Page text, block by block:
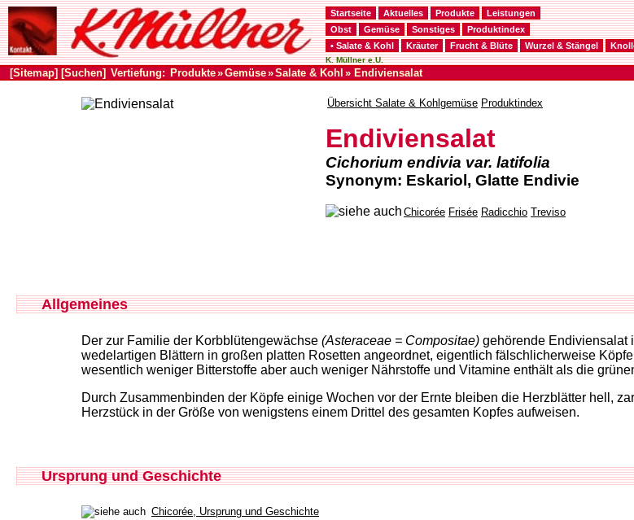
Startseite Aktuelles Produkte
Leistungen
Obst
Gemüse Sonstiges
Produktindex
• Salate & Kohl
Kräuter Frucht & Blüte Wurzel & Stängel
K. Müllner e.U.
[Sitemap] [Suchen] Vertiefung: Produkte»Gemüse»Salate & Kohl » Endiviensalat
Übersicht Salate & Kohlgemüse Produktindex
Endiviensalat
Cichorium endivia var. latifolia
Synonym: Eskariol, Glatte Endivie
Chicorée Frisée Radicchio Treviso
Allgemeines
Der zur Familie der Korbblütengewächse (Asteraceae = Compositae) gehörende Endiviensalat
wedelartigen Blättern in großen platten Rosetten angeordnet, eigentlich fälschlicherweise
wesentlich weniger Bitterstoffe aber auch weniger Nährstoffe und Vitamine enthält als die
Durch Zusammenbinden der Köpfe einige Wochen vor der Ernte bleiben die Herzblätter hell,
Herzstück in der Größe von wenigstens einem Drittel des gesamten Kopfes aufweisen.
Ursprung und Geschichte
Chicorée, Ursprung und Geschichte